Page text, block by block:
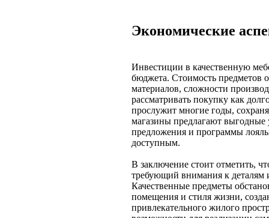
Экономические
Инвестиции в качественную
бюджета. Стоимость предметов
материалов, сложности
рассматривать покупку как
прослужит многие годы,
магазины предлагают выгодные
предложения и программы
доступным.
В заключение стоит отметить,
требующий внимания к деталям
Качественные предметы
помещения и стиля жизни,
привлекательного жилого